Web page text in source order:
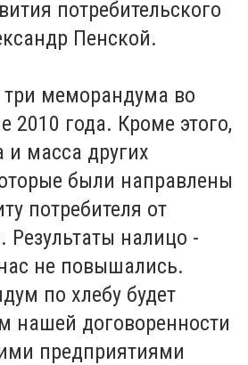
потребительского
Пенской.
меморандума во
2010 года. Кроме этого,
и масса других
были направлены
потребителя от
налицо -
не повышались.
по хлебу будет
нашей договоренности
предприятиями